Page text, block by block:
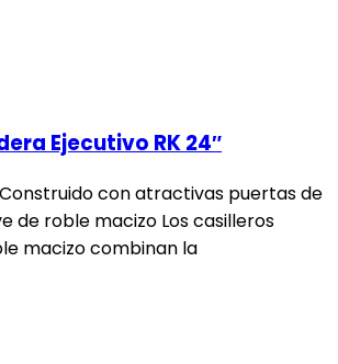
Ejecutivo RK 24″
con atractivas puertas de
de roble macizo Los casilleros
macizo combinan la